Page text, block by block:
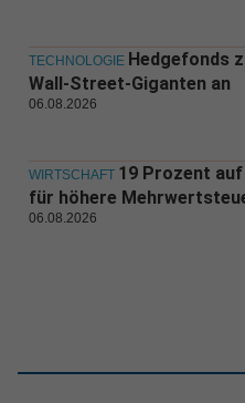
TECHNOLOGIE Hedgefonds
Wall-Street-Giganten an
06.08.2026
WIRTSCHAFT 19 Prozent
für höhere
06.08.2026